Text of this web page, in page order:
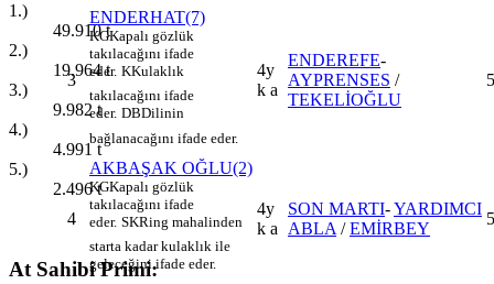
1.)
49.910t
2.)
19.964t
3.)
9.982t
4.)
4.991t
5.)
2.496t
At Sahibi Primi:
3
ENDERHAT(7)
KGKapalı gözlük
takılacağını ifade
eder. KKulaklık
takılacağını ifade
eder. DBDilinin
bağlanacağını ifade eder.
4y
k a
ENDEREFE-
AYPRENSES /
TEKELİOĞLU
4
AKBAŞAK OĞLU(2)
KGKapalı gözlük
takılacağını ifade
eder. SKRing mahalinden
starta kadar kulaklık ile
geleceğini ifade eder.
4y
k a
SON MARTI-YARDIMCI
ABLA /EMİRBEY